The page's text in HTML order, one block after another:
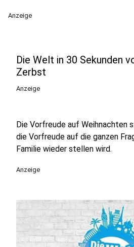
Anzeige
Die Welt in 30 Sekunden
Zerbst
Anzeige
Die Vorfreude auf Weihnachten
die Vorfreude auf die ganzen
Familie wieder stellen wird.
Anzeige